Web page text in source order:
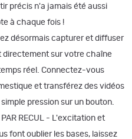
tir précis n'a jamais été aussi
à chaque fois !
désormais capturer et diffuser
directement sur votre chaîne
réel. Connectez-vous
et transférez des vidéos
pression sur un bouton.
PAR RECUL - L'excitation et
font oublier les bases, laissez